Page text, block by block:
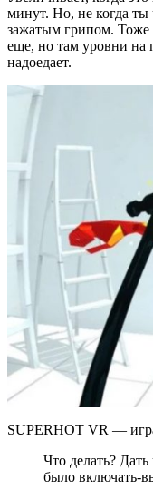
минут. Но, не когда ты
зажатым грипом. Тоже
еще, но там уровни на
надоедает.
SUPERHOT VR —
Что делать?
было включать-